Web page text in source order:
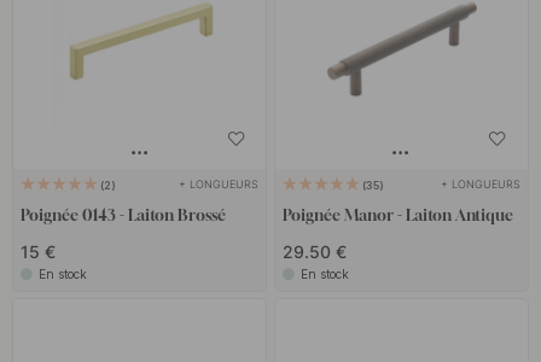
2 + LONGUEURS
Poignée 0143 - Laiton Brossé
15 €
En stock
35 + LONGUEURS
Poignée Manor - Laiton Antique
29.50 €
En stock